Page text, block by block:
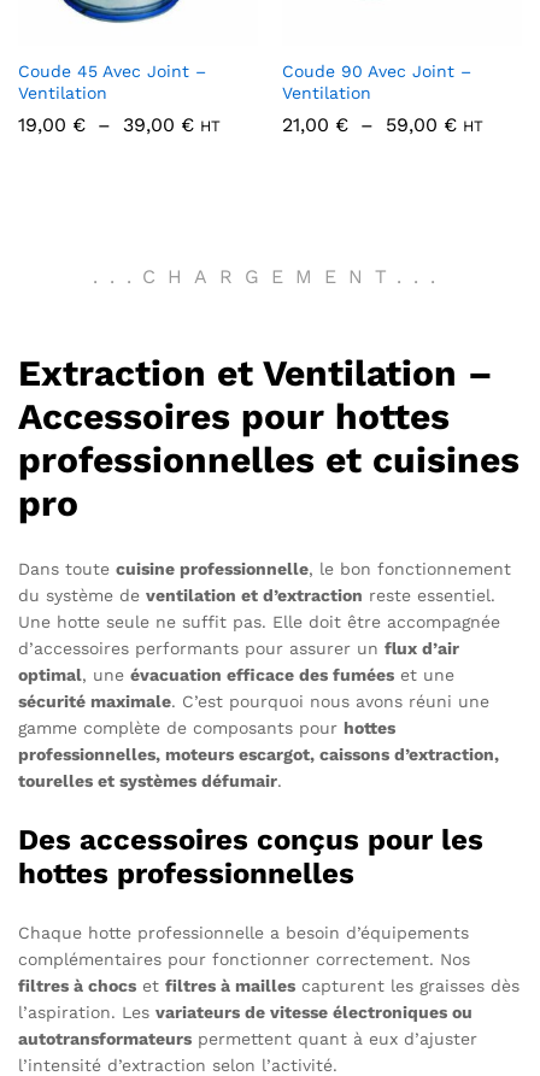
Coude 45 Avec Joint –
Ventilation
19,00 € – 39,00 €Plage
HT
Coude 90 Avec Joint –
Ventilation
21,00 € – 59,00 €Plage
HT
. . . CHARGEMENT . . .
Extraction et Ventilation –
Accessoires pour hottes
professionnelles et cuisines
pro
Dans toute cuisine professionnelle, le bon fonctionnement
du système de ventilation et d’extraction reste essentiel.
Une hotte seule ne suffit pas. Elle doit être accompagnée
d’accessoires performants pour assurer un flux d’air
optimal, une évacuation efficace des fumées et une
sécurité maximale. C’est pourquoi nous avons réuni une
gamme complète de composants pour hottes
professionnelles, moteurs escargot, caissons d’extraction,
tourelles et systèmes défumair.
Des accessoires conçus pour les
hottes professionnelles
Chaque hotte professionnelle a besoin d’équipements
complémentaires pour fonctionner correctement. Nos
filtres à chocs et filtres à mailles capturent les graisses dès
l’aspiration. Les variateurs de vitesse électroniques ou
autotransformateurs permettent quant à eux d’ajuster
l’intensité d’extraction selon l’activité.